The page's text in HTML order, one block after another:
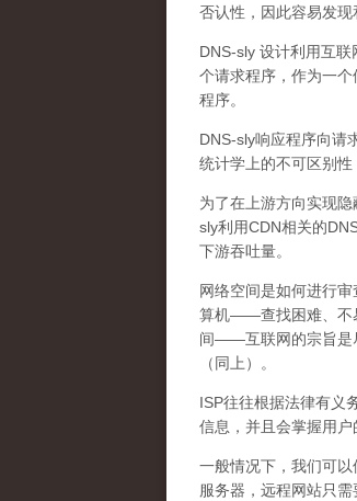
否认性，因此容易发现
DNS-sly 设计利用互
个请求程序，作为一
程序。
DNS-sly响应程序向请
统计学上的不可区别性
为了在上游方向实现
sly利用CDN相关的
下游吞吐量。
网络空间是如何进行审
算机——查找困难、不
间——互联网的宗旨是
（同上）。
ISP往往根据法律有义
信息，并且会掌握用户
一般情况下，我们可
服务器，远程网站只